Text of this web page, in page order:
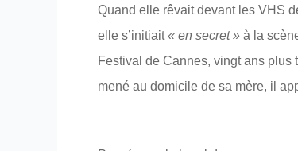
Quand elle rêvait devant les VHS
elle s’initiait« en secret » à la
Festival de Cannes, vingt ans plus
mené au domicile de sa mère, il